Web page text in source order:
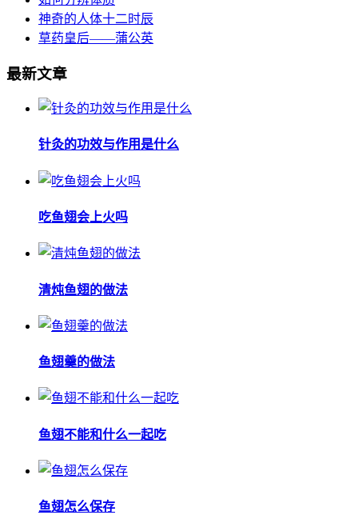
神奇的人体十二时辰
草药皇后——蒲公英
最新文章
针灸的功效与作用是什么
吃鱼翅会上火吗
清炖鱼翅的做法
鱼翅羹的做法
鱼翅不能和什么一起吃
鱼翅怎么保存